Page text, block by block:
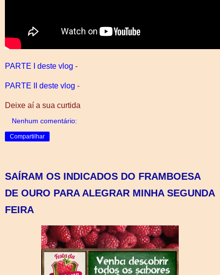
PARTE I deste vlog -
PARTE II deste vlog -
Deixe aí a sua curtida
Nenhum comentário:
Compartilhar
SAÍRAM OS INDICADOS DO FRAMBOESA
DE OURO PARA ALEGRAR MINHA SEGUNDA
FEIRA